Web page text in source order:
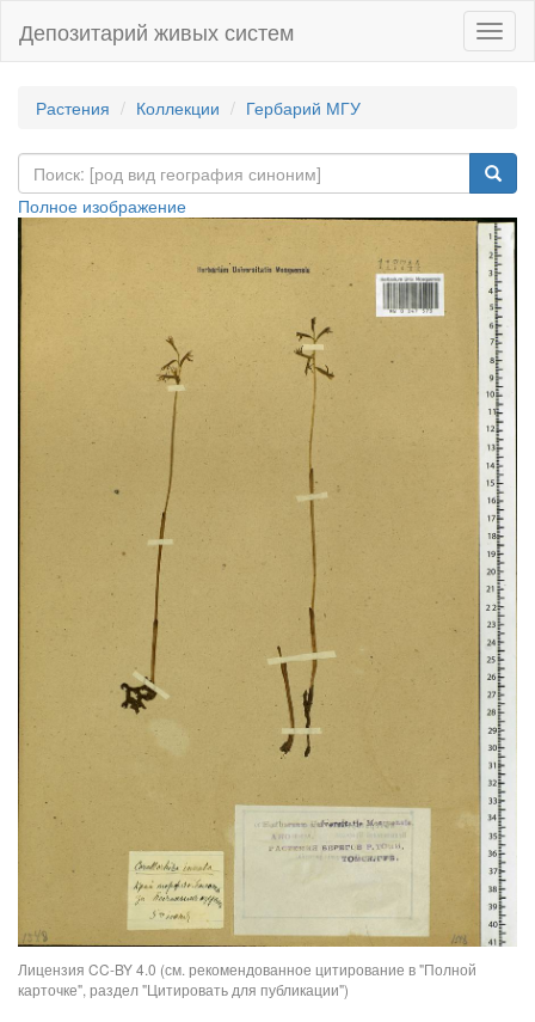
Депозитарий живых систем
Растения Коллекции Гербарий МГУ
Полное изображение
Лицензия CC-BY 4.0 (см. рекомендованное цитирование в "Полной
карточке", раздел "Цитировать для публикации")